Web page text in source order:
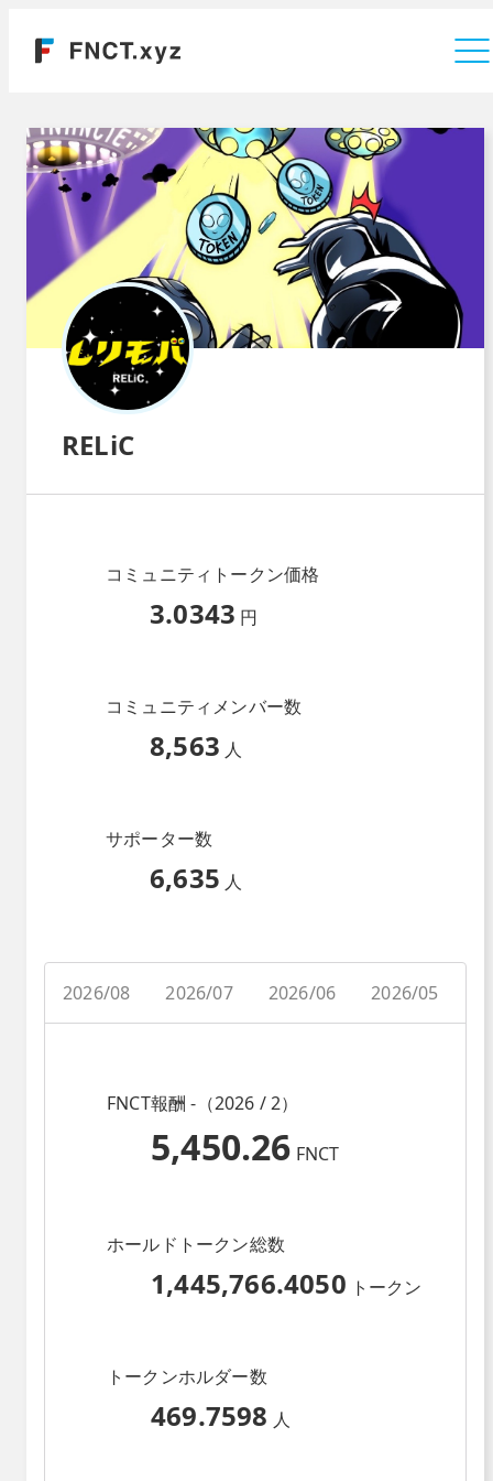
RELiC
コミュニティトークン価格
3.0343 円
コミュニティメンバー数
8,563 人
サポーター数
6,635 人
2026/08 2026/07 2026/06 2026/05
FNCT報酬 -（2026 / 2）
5,450.26 FNCT
ホールドトークン総数
1,445,766.4050 トークン
トークンホルダー数
469.7598 人